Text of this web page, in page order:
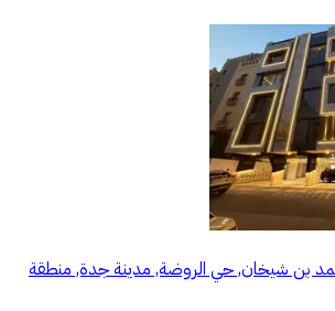
بن شيخان, حي الروضة, مدينة جدة, منطقة